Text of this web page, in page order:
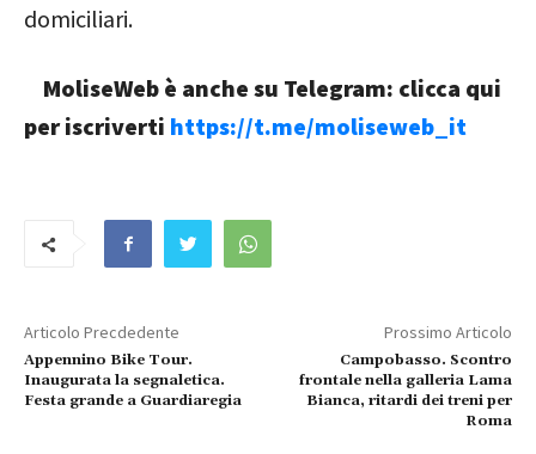
domiciliari.
MoliseWeb è anche su Telegram: clicca qui
per iscriverti https://t.me/moliseweb_it
Articolo Precdedente
Appennino Bike Tour.
Inaugurata la segnaletica.
Festa grande a Guardiaregia
Prossimo Articolo
Campobasso. Scontro
frontale nella galleria Lama
Bianca, ritardi dei treni per
Roma